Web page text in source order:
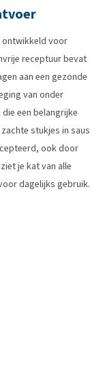
ontwikkeld voor
receptuur bevat
aan een gezonde
van onder
een belangrijke
stukjes in saus
ook door
je kat van alle
dagelijks gebruik.